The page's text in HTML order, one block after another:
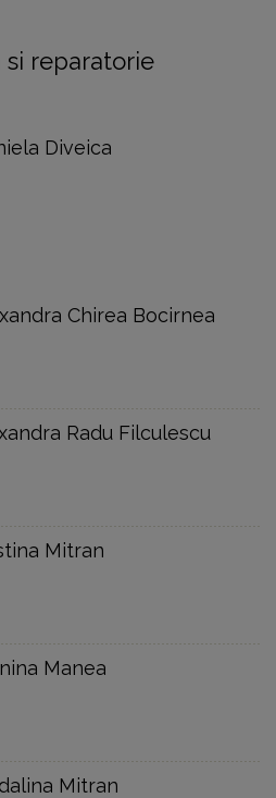
reparatorie
Diveica
Chirea Bocirnea
Radu Filculescu
Mitran
Manea
Mitran